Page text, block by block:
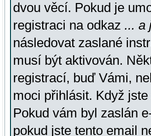
dvou věcí. Pokud je
registraci na odkaz ... a
následovat zaslané
musí být aktivován.
registrací, buď Vámi,
moci přihlásit. Když
Pokud vám byl zaslán
pokud jste tento email